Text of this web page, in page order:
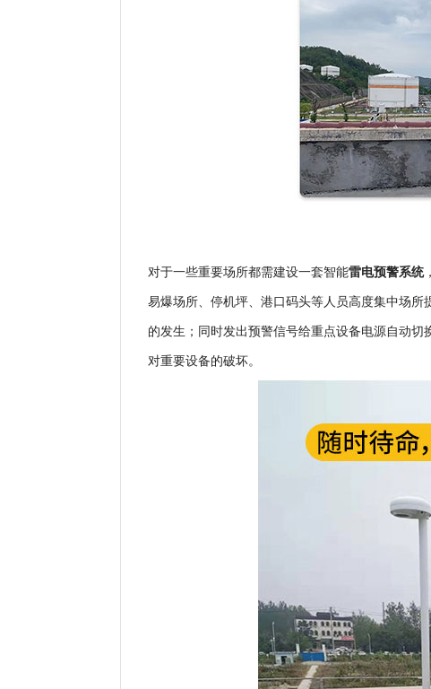
对于一些重要场所都需建设一套智能雷电预警系统
易爆场所、停机坪、港口码头等人员高度集中场
的发生；同时发出预警信号给重点设备电源自动
对重要设备的破坏。